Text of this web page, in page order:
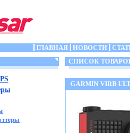
ГЛАВНАЯ НОВОСТИ
СПИСОК ТОВАРОВ
GARMIN VIRB